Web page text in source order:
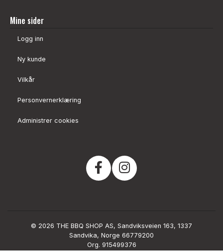
Mine sider
Logg inn
Ny kunde
Vilkår
Personvernerklæring
Administrer cookies
© 2026 THE BBQ SHOP AS, Sandviksveien 163, 1337
Sandvika, Norge 66779200
Org. 915499376